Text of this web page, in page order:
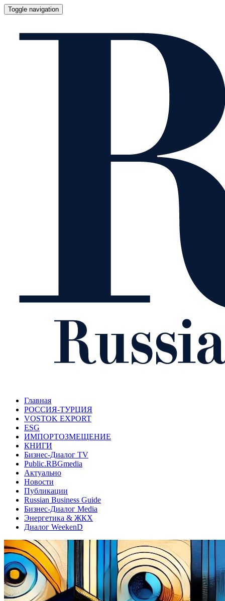
Toggle navigation
Главная
РОССИЯ-ТУРЦИЯ
VOSTOK EXPORT
ESG
ИМПОРТОЗМЕЩЕНИЕ
КНИГИ
Бизнес-Диалог TV
Public.RBGmedia
Актуально
Новости
Публикации
Russian Business Guide
Бизнес-Диалог Media
Энергетика & ЖКХ
Диалог WeekenD